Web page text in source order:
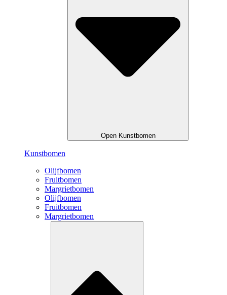
Open Kunstbomen
Kunstbomen
Olijfbomen
Fruitbomen
Margrietbomen
Olijfbomen
Fruitbomen
Margrietbomen